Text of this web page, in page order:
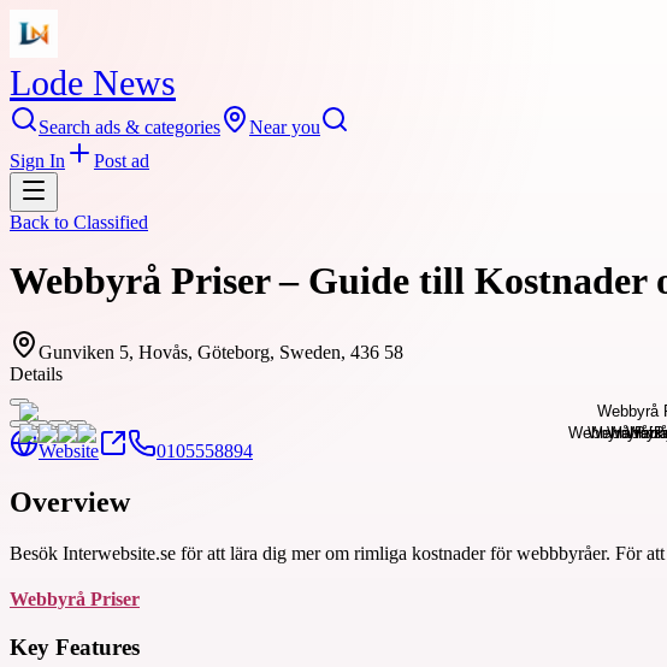
Lode News
Search ads & categories
Near you
Sign In
Post ad
Back to Classified
Webbyrå Priser – Guide till Kostnader
Gunviken 5, Hovås, Göteborg, Sweden, 436 58
Details
Website 0105558894
Overview
Besök Interwebsite.se för att lära dig mer om rimliga kostnader för webbbyråer. För
Webbyrå Priser
Key Features